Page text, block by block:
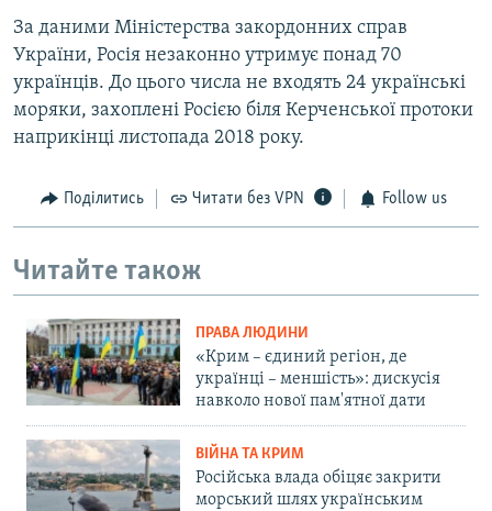
За даними Міністерства закордонних справ
України, Росія незаконно утримує понад 70
українців. До цього числа не входять 24 українські
моряки, захоплені Росією біля Керченської протоки
наприкінці листопада 2018 року.
Поділитись Читати без VPN Follow us
Читайте також
ПРАВА ЛЮДИНИ
«Крим – єдиний регіон, де
українці – меншість»: дискусія
навколо нової пам'ятної дати
ВІЙНА ТА КРИМ
Російська влада обіцяє закрити
морський шлях українським